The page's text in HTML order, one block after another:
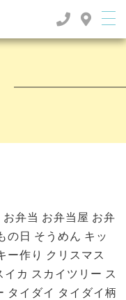
お弁当 お弁当屋 お弁
の日 そうめん キッ
ー作り クリスマス
イカ スカイツリー ス
タイダイ タイダイ柄